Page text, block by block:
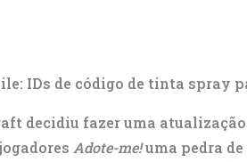
IDs de código de tinta spray
decidiu fazer uma
Adote-me!uma pedra